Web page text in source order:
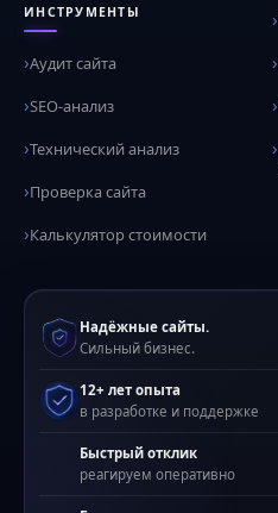
ИНСТРУМЕНТЫ
Аудит сайта
SEO-анализ
Технический анализ
Проверка сайта
Калькулятор стоимости
Надёжные сайты.
Сильный бизнес.
12+ лет опыта
в разработке и поддержке
Быстрый отклик
реагируем оперативно